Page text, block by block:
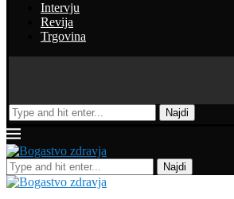
Intervju
Revija
Trgovina
Najdi
Najdi